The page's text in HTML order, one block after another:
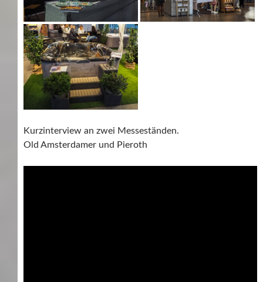
Kurzinterview an zwei Messeständen.
Old Amsterdamer und Pieroth